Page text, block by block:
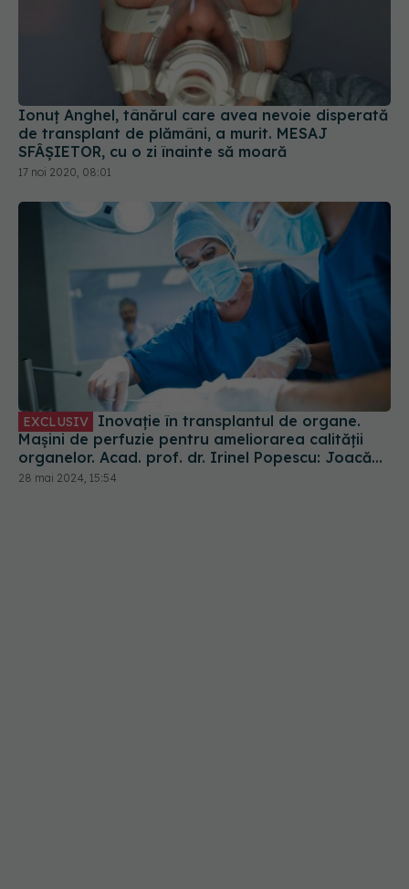
Ionuț Anghel, tânărul care avea nevoie disperată
de transplant de plămâni, a murit. MESAJ
SFÂȘIETOR, cu o zi înainte să moară
17 noi 2020, 08:01
EXCLUSIV
Mașini de perfuzie pentru ameliorarea calității
organelor. Acad. prof. dr. Irinel Popescu: Joacă
rolul sângelui. Oxigenează țesuturile
28 mai 2024, 15:54